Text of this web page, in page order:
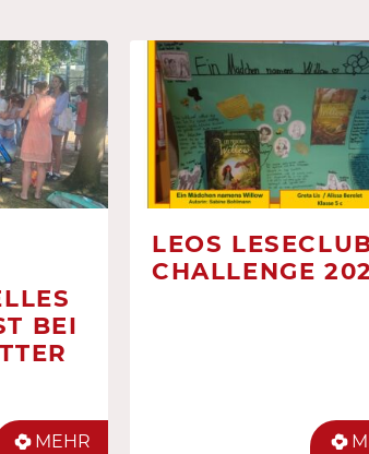
BEI
MEHR
LEOS
CHALLENGE